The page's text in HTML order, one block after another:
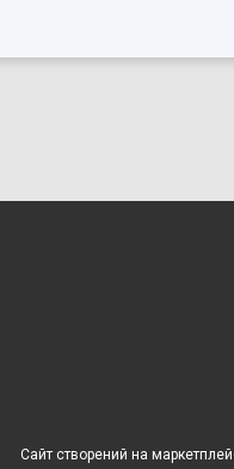
Сайт створений на